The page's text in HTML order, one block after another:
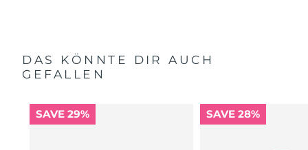
DAS KÖNNTE DIR AUCH
GEFALLEN
SAVE 29% SAVE 28%